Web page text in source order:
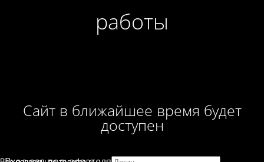
работы
Сайт в ближайшее время будет
доступен